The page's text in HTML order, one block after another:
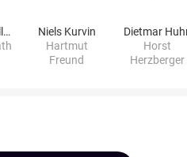
Gottfried Vollmer
Niels Kurvin
Hartmut
Freund
Dietmar
Horst
Herzberger